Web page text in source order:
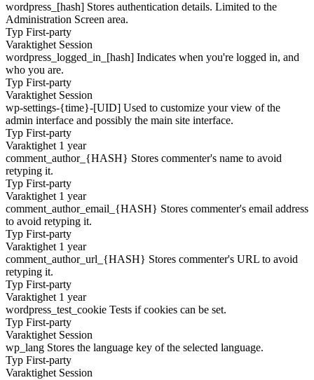
wordpress_[hash] Stores authentication details. Limited to the
Administration Screen area.
Typ First-party
Varaktighet Session
wordpress_logged_in_[hash] Indicates when you're logged in, and
who you are.
Typ First-party
Varaktighet Session
wp-settings-{time}-[UID] Used to customize your view of the
admin interface and possibly the main site interface.
Typ First-party
Varaktighet 1 year
comment_author_{HASH} Stores commenter's name to avoid
retyping it.
Typ First-party
Varaktighet 1 year
comment_author_email_{HASH} Stores commenter's email address
to avoid retyping it.
Typ First-party
Varaktighet 1 year
comment_author_url_{HASH} Stores commenter's URL to avoid
retyping it.
Typ First-party
Varaktighet 1 year
wordpress_test_cookie Tests if cookies can be set.
Typ First-party
Varaktighet Session
wp_lang Stores the language key of the selected language.
Typ First-party
Varaktighet Session